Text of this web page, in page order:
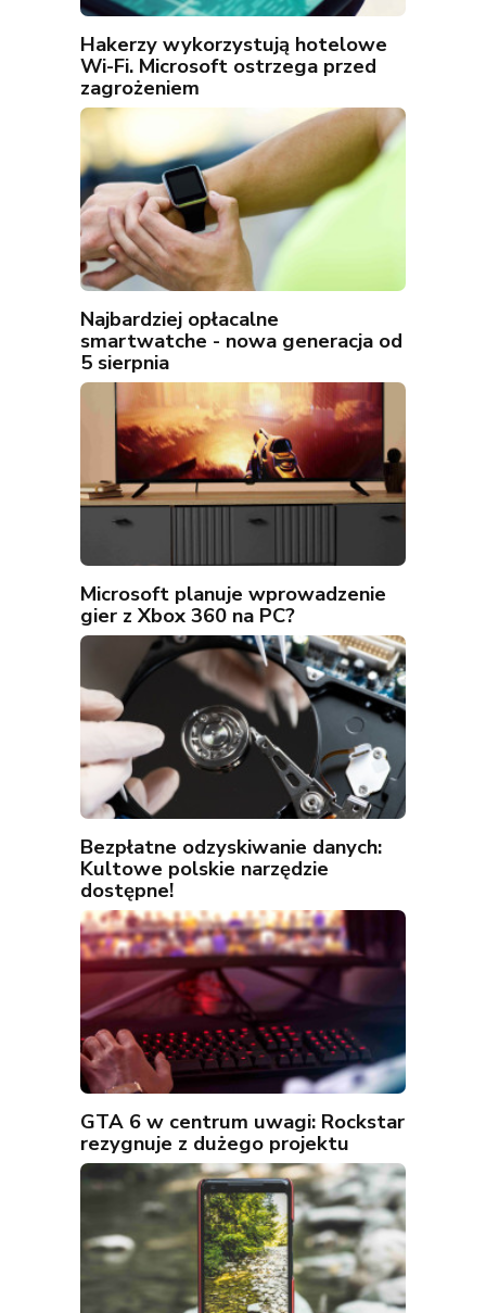
Hakerzy wykorzystują hotelowe
Wi-Fi. Microsoft ostrzega przed
zagrożeniem
Najbardziej opłacalne
smartwatche - nowa generacja od
5 sierpnia
Microsoft planuje wprowadzenie
gier z Xbox 360 na PC?
Bezpłatne odzyskiwanie danych:
Kultowe polskie narzędzie
dostępne!
GTA 6 w centrum uwagi: Rockstar
rezygnuje z dużego projektu